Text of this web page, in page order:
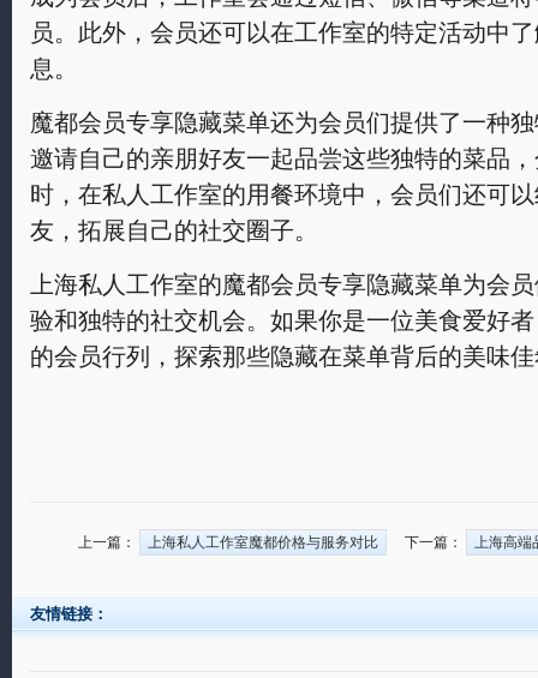
员。此外，会员还可以在工作室的特定活动中
息。
魔都会员专享隐藏菜单还为会员们提供了一种
邀请自己的亲朋好友一起品尝这些独特的菜品
时，在私人工作室的用餐环境中，会员们还可
友，拓展自己的社交圈子。
上海私人工作室的魔都会员专享隐藏菜单为会
验和独特的社交机会。如果你是一位美食爱好
的会员行列，探索那些隐藏在菜单背后的美味
上一篇： 上海私人工作室魔都价格与服务对比 下一篇： 上海高端
友情链接：